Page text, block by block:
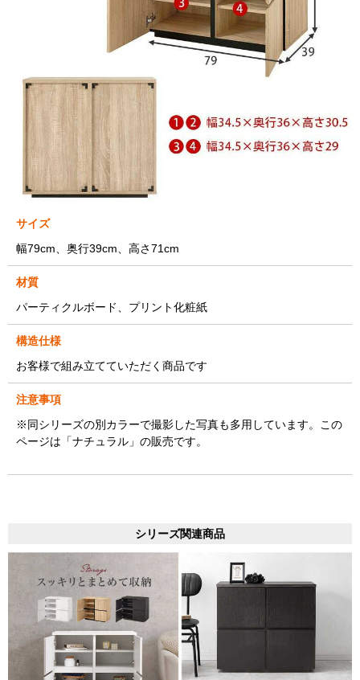
サイズ
幅79cm、奥行39cm、高さ71cm
材質
パーティクルボード、プリント化粧紙
構造仕様
お客様で組み立てていただく商品です
注意事項
※同シリーズの別カラーで撮影した写真も多用しています。この
ページは「ナチュラル」の販売です。
シリーズ関連商品